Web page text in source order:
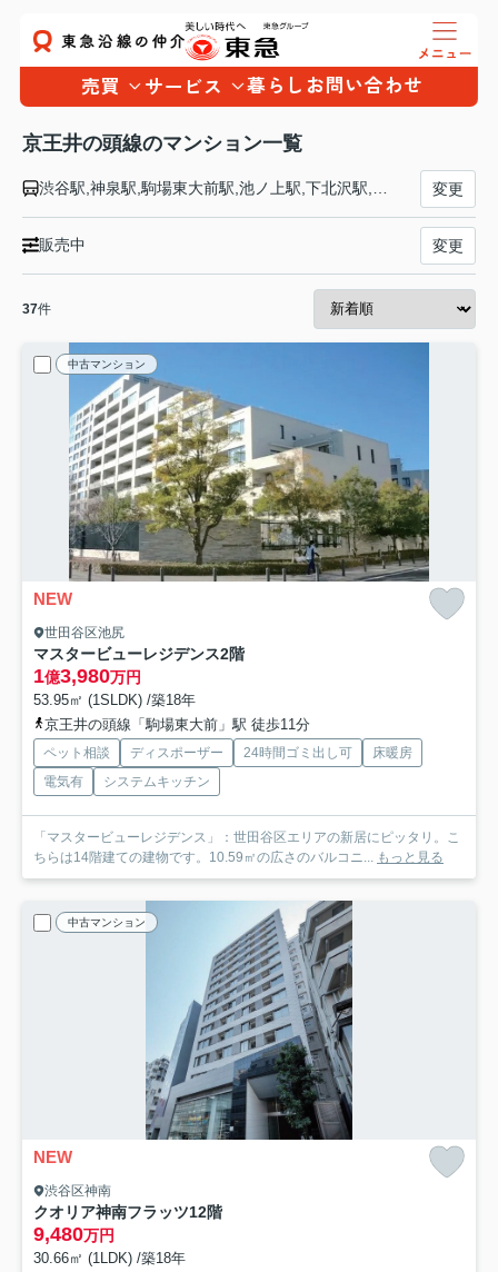
売買 サービス 暮らし お問い合わせ
京王井の頭線のマンション一覧
変更
販売中 変更
37件
中古マンション
NEW
世田谷区池尻
マスタービューレジデンス2階
1億3,980万円
53.95㎡ (1SLDK) /築18年
京王井の頭線「駒場東大前」駅 徒歩11分
ペット相談 ディスポーザー 24時間ゴミ出し可
床暖房
電気有
システムキッチン
「マスタービューレジデンス」：世田谷区エリアの新居にピッタリ。こ
ちらは14階建ての建物です。10.59㎡の広さのバルコニ...
もっと見る
中古マンション
NEW
渋谷区神南
クオリア神南フラッツ12階
9,480万円
30.66㎡ (1LDK) /築18年